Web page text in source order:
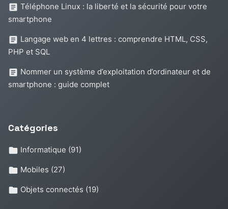
Téléphone Linux : la liberté et la sécurité pour votre
smartphone
Langage web en 4 lettres : comprendre HTML, CSS,
PHP et SQL
Nommer un système d’exploitation d’ordinateur et de
smartphone : guide complet
Catégories
Informatique (91)
Mobiles (27)
Objets connectés (19)